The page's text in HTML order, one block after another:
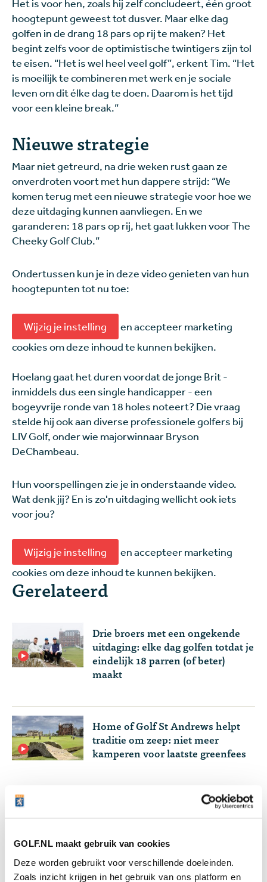
GOLF.NL maakt gebruik van cookies
Deze worden gebruikt voor verschillende doeleinden.
Zoals inzicht krijgen in het gebruik van ons platform en
Het is voor hen, zoals hij zelf concludeert, één groot
hoogtepunt geweest tot dusver. Maar elke dag
golfen in de drang 18 pars op rij te maken? Het
begint zelfs voor de optimistische twintigers zijn tol
te eisen. “Het is wel heel veel golf”, erkent Tim. “Het
is moeilijk te combineren met werk en je sociale
leven om dit élke dag te doen. Daarom is het tijd
voor een kleine break.”
Nieuwe strategie
Maar niet getreurd, na drie weken rust gaan ze
onverdroten voort met hun dappere strijd: “We
komen terug met een nieuwe strategie voor hoe we
deze uitdaging kunnen aanvliegen. En we
garanderen: 18 pars op rij, het gaat lukken voor The
Cheeky Golf Club.”
Ondertussen kun je in deze video genieten van hun
hoogtepunten tot nu toe:
Wijzig je instelling
en accepteer marketing
cookies om deze inhoud te kunnen bekijken.
Hoelang gaat het duren voordat de jonge Brit -
inmiddels dus een single handicapper - een
bogeyvrije ronde van 18 holes noteert? Die vraag
stelde hij ook aan diverse professionele golfers bij
LIV Golf, onder wie majorwinnaar Bryson
DeChambeau.
Hun voorspellingen zie je in onderstaande video.
Wat denk jij? En is zo'n uitdaging wellicht ook iets
voor jou?
Wijzig je instelling
en accepteer marketing
cookies om deze inhoud te kunnen bekijken.
Gerelateerd
Drie broers met een ongekende
uitdaging: elke dag golfen totdat je
eindelijk 18 parren (of beter)
maakt
Home of Golf St Andrews helpt
traditie om zeep: niet meer
kamperen voor laatste greenfees
Lees meer over
Fun Blog